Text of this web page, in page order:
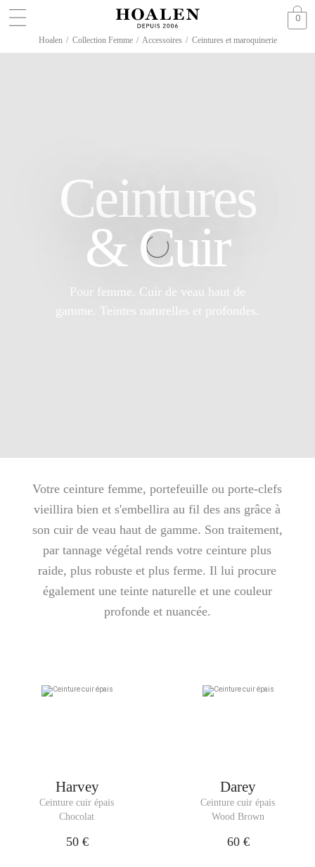
0
Hoalen / Collection Femme / Accessoires / Ceintures et maroquinerie
Ceintures
& Cuir
Pour femme. Cuir de veau haut de
gamme. Teintes naturelles et profondes.
Votre ceinture femme, portefeuille ou porte-clefs
vieillira bien et s'embellira au fil des ans grâce à
son cuir de veau haut de gamme. Son traitement,
par tannage végétal rends votre ceinture plus
raide, plus robuste et plus ferme. Il lui procure
également une teinte naturelle et une couleur
profonde et nuancée.
Harvey
Ceinture cuir épais
Chocolat
50 €
Darey
Ceinture cuir épais
Wood Brown
60 €